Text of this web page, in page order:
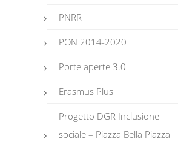
PNRR
PON 2014-2020
Porte aperte 3.0
Erasmus Plus
Progetto DGR Inclusione
sociale – Piazza Bella Piazza